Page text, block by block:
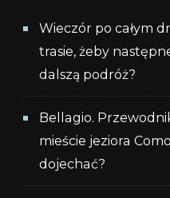
Wieczór po całym
trasie, żeby
dalszą podróż?
Bellagio.
mieście jeziora
dojechać?